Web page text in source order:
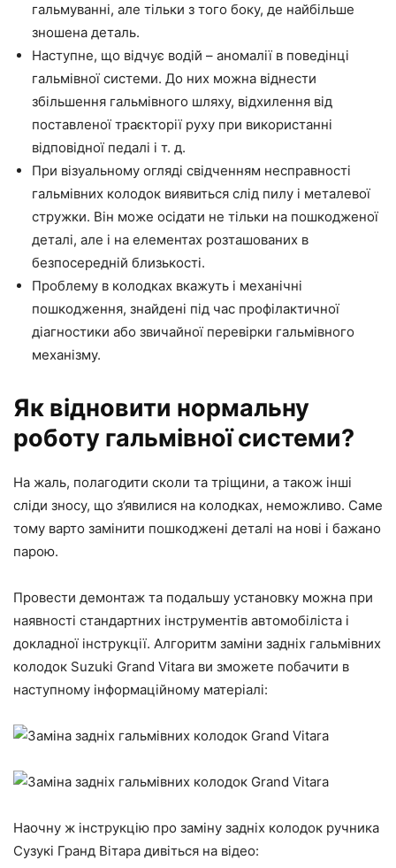
гальмуванні, але тільки з того боку, де найбільше
зношена деталь.
Наступне, що відчує водій – аномалії в поведінці
гальмівної системи. До них можна віднести
збільшення гальмівного шляху, відхилення від
поставленої траєкторії руху при використанні
відповідної педалі і т. д.
При візуальному огляді свідченням несправності
гальмівних колодок виявиться слід пилу і металевої
стружки. Він може осідати не тільки на пошкодженої
деталі, але і на елементах розташованих в
безпосередній близькості.
Проблему в колодках вкажуть і механічні
пошкодження, знайдені під час профілактичної
діагностики або звичайної перевірки гальмівного
механізму.
Як відновити нормальну
роботу гальмівної системи?
На жаль, полагодити сколи та тріщини, а також інші
сліди зносу, що з’явилися на колодках, неможливо. Саме
тому варто замінити пошкоджені деталі на нові і бажано
парою.
Провести демонтаж та подальшу установку можна при
наявності стандартних інструментів автомобіліста і
докладної інструкції. Алгоритм заміни задніх гальмівних
колодок Suzuki Grand Vitara ви зможете побачити в
наступному інформаційному матеріалі:
Наочну ж інструкцію про заміну задніх колодок ручника
Сузукі Гранд Вітара дивіться на відео: